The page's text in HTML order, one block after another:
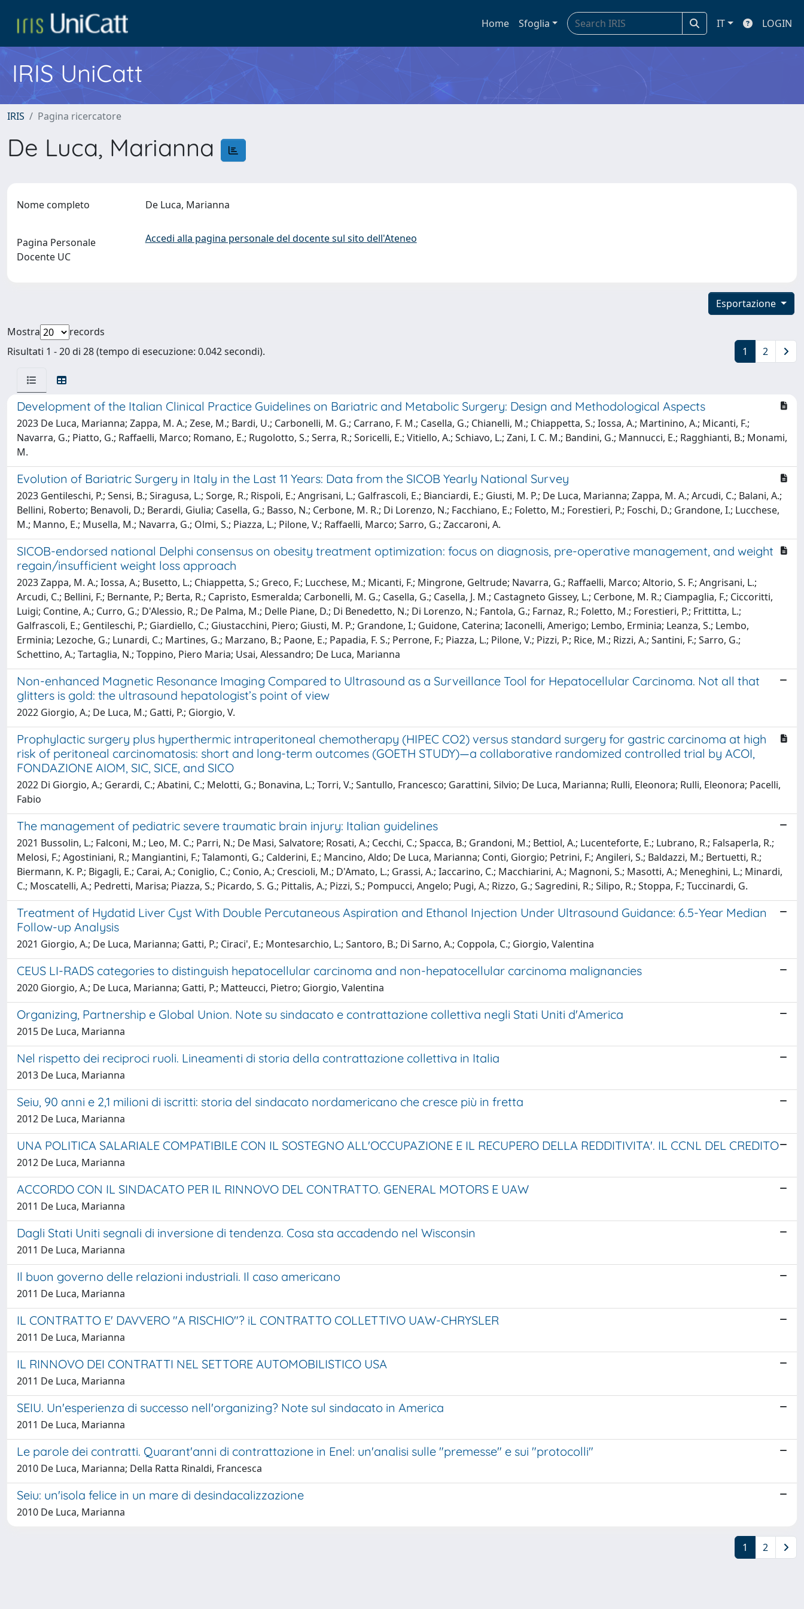
Home Sfoglia IT LOGIN
IRIS UniCatt
IRIS Pagina ricercatore
De Luca, Marianna
Nome completo De Luca, Marianna
Pagina Personale
Docente UC
Accedi alla pagina personale del docente sul sito dell'Ateneo
Esportazione
Mostra
records
Risultati 1 - 20 di 28 (tempo di esecuzione: 0.042 secondi).
1 2
Development of the Italian Clinical Practice Guidelines on Bariatric and Metabolic Surgery: Design and Methodological Aspects
2023 De Luca, Marianna; Zappa, M. A.; Zese, M.; Bardi, U.; Carbonelli, M. G.; Carrano, F. M.; Casella, G.; Chianelli, M.; Chiappetta, S.; Iossa, A.; Martinino, A.; Micanti, F.;
Navarra, G.; Piatto, G.; Raffaelli, Marco; Romano, E.; Rugolotto, S.; Serra, R.; Soricelli, E.; Vitiello, A.; Schiavo, L.; Zani, I. C. M.; Bandini, G.; Mannucci, E.; Ragghianti, B.; Monami,
M.
Evolution of Bariatric Surgery in Italy in the Last 11 Years: Data from the SICOB Yearly National Survey
2023 Gentileschi, P.; Sensi, B.; Siragusa, L.; Sorge, R.; Rispoli, E.; Angrisani, L.; Galfrascoli, E.; Bianciardi, E.; Giusti, M. P.; De Luca, Marianna; Zappa, M. A.; Arcudi, C.; Balani, A.;
Bellini, Roberto; Benavoli, D.; Berardi, Giulia; Casella, G.; Basso, N.; Cerbone, M. R.; Di Lorenzo, N.; Facchiano, E.; Foletto, M.; Forestieri, P.; Foschi, D.; Grandone, I.; Lucchese,
M.; Manno, E.; Musella, M.; Navarra, G.; Olmi, S.; Piazza, L.; Pilone, V.; Raffaelli, Marco; Sarro, G.; Zaccaroni, A.
SICOB-endorsed national Delphi consensus on obesity treatment optimization: focus on diagnosis, pre-operative management, and weight
regain/insufficient weight loss approach
2023 Zappa, M. A.; Iossa, A.; Busetto, L.; Chiappetta, S.; Greco, F.; Lucchese, M.; Micanti, F.; Mingrone, Geltrude; Navarra, G.; Raffaelli, Marco; Altorio, S. F.; Angrisani, L.;
Arcudi, C.; Bellini, F.; Bernante, P.; Berta, R.; Capristo, Esmeralda; Carbonelli, M. G.; Casella, G.; Casella, J. M.; Castagneto Gissey, L.; Cerbone, M. R.; Ciampaglia, F.; Ciccoritti,
Luigi; Contine, A.; Curro, G.; D'Alessio, R.; De Palma, M.; Delle Piane, D.; Di Benedetto, N.; Di Lorenzo, N.; Fantola, G.; Farnaz, R.; Foletto, M.; Forestieri, P.; Frittitta, L.;
Galfrascoli, E.; Gentileschi, P.; Giardiello, C.; Giustacchini, Piero; Giusti, M. P.; Grandone, I.; Guidone, Caterina; Iaconelli, Amerigo; Lembo, Erminia; Leanza, S.; Lembo,
Erminia; Lezoche, G.; Lunardi, C.; Martines, G.; Marzano, B.; Paone, E.; Papadia, F. S.; Perrone, F.; Piazza, L.; Pilone, V.; Pizzi, P.; Rice, M.; Rizzi, A.; Santini, F.; Sarro, G.;
Schettino, A.; Tartaglia, N.; Toppino, Piero Maria; Usai, Alessandro; De Luca, Marianna
Non-enhanced Magnetic Resonance Imaging Compared to Ultrasound as a Surveillance Tool for Hepatocellular Carcinoma. Not all that
glitters is gold: the ultrasound hepatologist’s point of view
2022 Giorgio, A.; De Luca, M.; Gatti, P.; Giorgio, V.
Prophylactic surgery plus hyperthermic intraperitoneal chemotherapy (HIPEC CO2) versus standard surgery for gastric carcinoma at high
risk of peritoneal carcinomatosis: short and long-term outcomes (GOETH STUDY)—a collaborative randomized controlled trial by ACOI,
FONDAZIONE AIOM, SIC, SICE, and SICO
2022 Di Giorgio, A.; Gerardi, C.; Abatini, C.; Melotti, G.; Bonavina, L.; Torri, V.; Santullo, Francesco; Garattini, Silvio; De Luca, Marianna; Rulli, Eleonora; Rulli, Eleonora; Pacelli,
Fabio
The management of pediatric severe traumatic brain injury: Italian guidelines
2021 Bussolin, L.; Falconi, M.; Leo, M. C.; Parri, N.; De Masi, Salvatore; Rosati, A.; Cecchi, C.; Spacca, B.; Grandoni, M.; Bettiol, A.; Lucenteforte, E.; Lubrano, R.; Falsaperla, R.;
Melosi, F.; Agostiniani, R.; Mangiantini, F.; Talamonti, G.; Calderini, E.; Mancino, Aldo; De Luca, Marianna; Conti, Giorgio; Petrini, F.; Angileri, S.; Baldazzi, M.; Bertuetti, R.;
Biermann, K. P.; Bigagli, E.; Carai, A.; Coniglio, C.; Conio, A.; Crescioli, M.; D'Amato, L.; Grassi, A.; Iaccarino, C.; Macchiarini, A.; Magnoni, S.; Masotti, A.; Meneghini, L.; Minardi,
C.; Moscatelli, A.; Pedretti, Marisa; Piazza, S.; Picardo, S. G.; Pittalis, A.; Pizzi, S.; Pompucci, Angelo; Pugi, A.; Rizzo, G.; Sagredini, R.; Silipo, R.; Stoppa, F.; Tuccinardi, G.
Treatment of Hydatid Liver Cyst With Double Percutaneous Aspiration and Ethanol Injection Under Ultrasound Guidance: 6.5-Year Median
Follow-up Analysis
2021 Giorgio, A.; De Luca, Marianna; Gatti, P.; Ciraci', E.; Montesarchio, L.; Santoro, B.; Di Sarno, A.; Coppola, C.; Giorgio, Valentina
CEUS LI-RADS categories to distinguish hepatocellular carcinoma and non-hepatocellular carcinoma malignancies
2020 Giorgio, A.; De Luca, Marianna; Gatti, P.; Matteucci, Pietro; Giorgio, Valentina
Organizing, Partnership e Global Union. Note su sindacato e contrattazione collettiva negli Stati Uniti d'America
2015 De Luca, Marianna
Nel rispetto dei reciproci ruoli. Lineamenti di storia della contrattazione collettiva in Italia
2013 De Luca, Marianna
Seiu, 90 anni e 2,1 milioni di iscritti: storia del sindacato nordamericano che cresce più in fretta
2012 De Luca, Marianna
UNA POLITICA SALARIALE COMPATIBILE CON IL SOSTEGNO ALL'OCCUPAZIONE E IL RECUPERO DELLA REDDITIVITA'. IL CCNL DEL CREDITO
2012 De Luca, Marianna
ACCORDO CON IL SINDACATO PER IL RINNOVO DEL CONTRATTO. GENERAL MOTORS E UAW
2011 De Luca, Marianna
Dagli Stati Uniti segnali di inversione di tendenza. Cosa sta accadendo nel Wisconsin
2011 De Luca, Marianna
Il buon governo delle relazioni industriali. Il caso americano
2011 De Luca, Marianna
IL CONTRATTO E' DAVVERO "A RISCHIO"? iL CONTRATTO COLLETTIVO UAW-CHRYSLER
2011 De Luca, Marianna
IL RINNOVO DEI CONTRATTI NEL SETTORE AUTOMOBILISTICO USA
2011 De Luca, Marianna
SEIU. Un'esperienza di successo nell'organizing? Note sul sindacato in America
2011 De Luca, Marianna
Le parole dei contratti. Quarant'anni di contrattazione in Enel: un'analisi sulle "premesse" e sui "protocolli"
2010 De Luca, Marianna; Della Ratta Rinaldi, Francesca
Seiu: un'isola felice in un mare di desindacalizzazione
2010 De Luca, Marianna
1 2